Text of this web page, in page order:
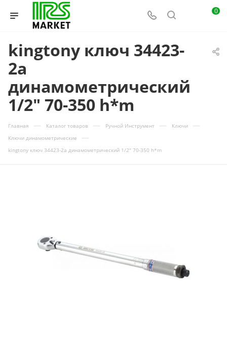
0
kingtony ключ 34423-
2a
динамометрический
1/2" 70-350 h*m
Главная — Каталог товаров — Ручной Инструмент — Ключи —
Ключи динамометрические —
kingtony ключ 34423-2a динамометрический 1/2" 70-350 h*m